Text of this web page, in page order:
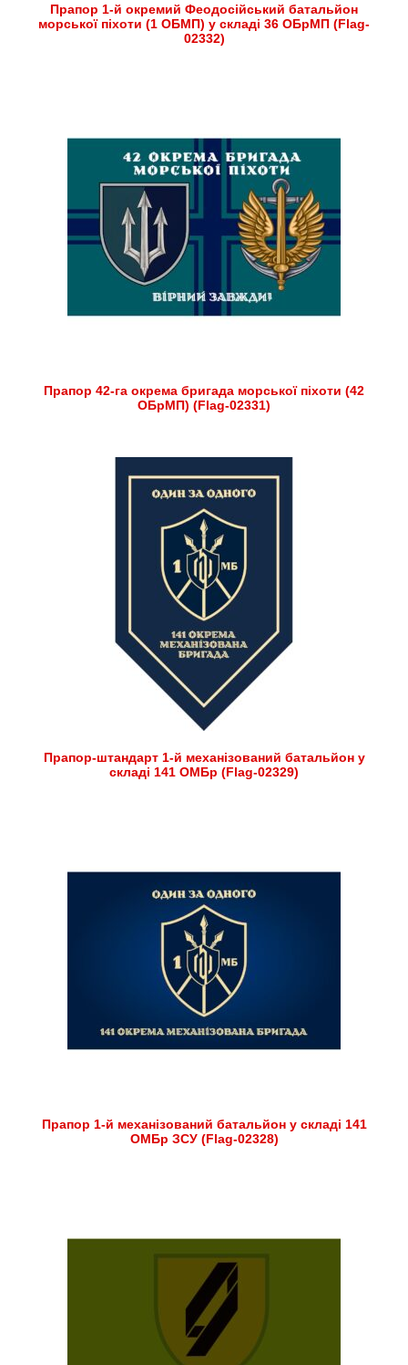
Прапор 1-й окремий Феодосійський батальйон
морської піхоти (1 ОБМП) у складі 36 ОБрМП (Flag-
02332)
Прапор 42-га окрема бригада морської піхоти (42
ОБрМП) (Flag-02331)
Прапор-штандарт 1-й механізований батальйон у
складі 141 ОМБр (Flag-02329)
Прапор 1-й механізований батальйон у складі 141
ОМБр ЗСУ (Flag-02328)